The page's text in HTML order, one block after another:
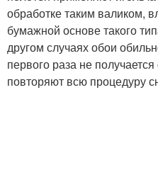
обработке таким валиком,
бумажной основе такого
другом случаях обои
первого раза не
повторяют всю процедуру